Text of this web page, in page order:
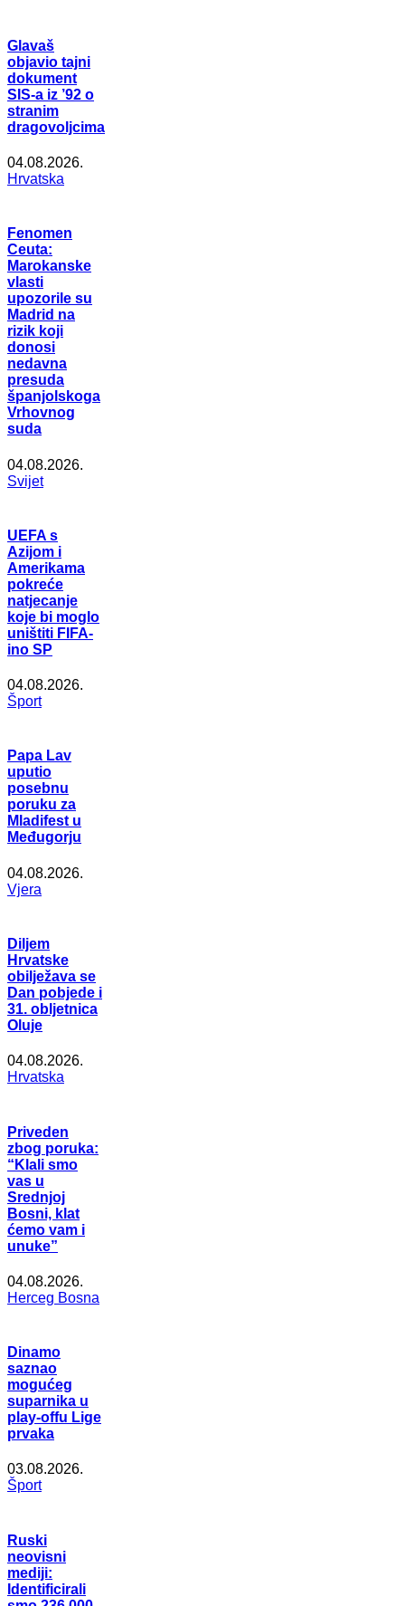
Glavaš
objavio tajni
dokument
SIS-a iz ’92 o
stranim
dragovoljcima
04.08.2026.
Hrvatska
Fenomen
Ceuta:
Marokanske
vlasti
upozorile su
Madrid na
rizik koji
donosi
nedavna
presuda
španjolskoga
Vrhovnog
suda
04.08.2026.
Svijet
UEFA s
Azijom i
Amerikama
pokreće
natjecanje
koje bi moglo
uništiti FIFA-
ino SP
04.08.2026.
Šport
Papa Lav
uputio
posebnu
poruku za
Mladifest u
Međugorju
04.08.2026.
Vjera
Diljem
Hrvatske
obilježava se
Dan pobjede i
31. obljetnica
Oluje
04.08.2026.
Hrvatska
Priveden
zbog poruka:
“Klali smo
vas u
Srednjoj
Bosni, klat
ćemo vam i
unuke”
04.08.2026.
Herceg Bosna
Dinamo
saznao
mogućeg
suparnika u
play-offu Lige
prvaka
03.08.2026.
Šport
Ruski
neovisni
mediji:
Identificirali